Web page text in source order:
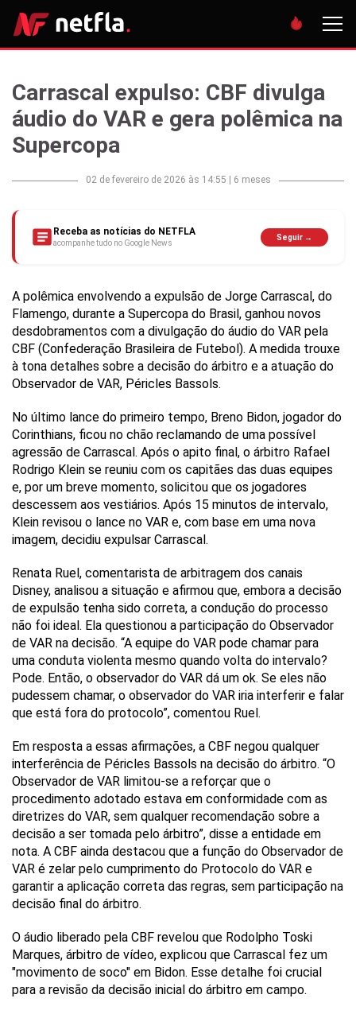
Carrascal expulso: CBF divulga
áudio do VAR e gera polêmica na
Supercopa
02 de fevereiro de 2026 às 14:55 6 meses
Receba as notícias do NETFLA
acompanhe tudo no Google News
Seguir →
A polêmica envolvendo a expulsão de Jorge Carrascal, do
Flamengo, durante a Supercopa do Brasil, ganhou novos
desdobramentos com a divulgação do áudio do VAR pela
CBF (Confederação Brasileira de Futebol). A medida trouxe
à tona detalhes sobre a decisão do árbitro e a atuação do
Observador de VAR, Péricles Bassols.
No último lance do primeiro tempo, Breno Bidon, jogador do
Corinthians, ficou no chão reclamando de uma possível
agressão de Carrascal. Após o apito final, o árbitro Rafael
Rodrigo Klein se reuniu com os capitães das duas equipes
e, por um breve momento, solicitou que os jogadores
descessem aos vestiários. Após 15 minutos de intervalo,
Klein revisou o lance no VAR e, com base em uma nova
imagem, decidiu expulsar Carrascal.
Renata Ruel, comentarista de arbitragem dos canais
Disney, analisou a situação e afirmou que, embora a decisão
de expulsão tenha sido correta, a condução do processo
não foi ideal. Ela questionou a participação do Observador
de VAR na decisão. “A equipe do VAR pode chamar para
uma conduta violenta mesmo quando volta do intervalo?
Pode. Então, o observador do VAR dá um ok. Se eles não
pudessem chamar, o observador do VAR iria interferir e falar
que está fora do protocolo”, comentou Ruel.
Em resposta a essas afirmações, a CBF negou qualquer
interferência de Péricles Bassols na decisão do árbitro. “O
Observador de VAR limitou-se a reforçar que o
procedimento adotado estava em conformidade com as
diretrizes do VAR, sem qualquer recomendação sobre a
decisão a ser tomada pelo árbitro”, disse a entidade em
nota. A CBF ainda destacou que a função do Observador de
VAR é zelar pelo cumprimento do Protocolo do VAR e
garantir a aplicação correta das regras, sem participação na
decisão final do árbitro.
O áudio liberado pela CBF revelou que Rodolpho Toski
Marques, árbitro de vídeo, explicou que Carrascal fez um
"movimento de soco" em Bidon. Esse detalhe foi crucial
para a revisão da decisão inicial do árbitro em campo.